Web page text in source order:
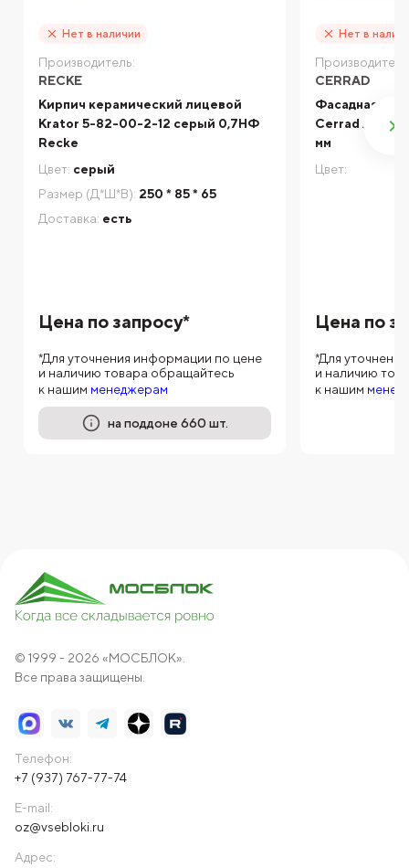
Нет в наличии
Производитель:
RECKE
Кирпич керамический лицевой
Krator 5-82-00-2-12 серый 0,7НФ
Recke
Цвет: серый
Размер (Д*Ш*В): 250 * 85 * 65
Доставка: есть
Цена по запросу*
*Для уточнения информации по цене
и наличию товара обращайтесь
к нашим менеджерам
на поддоне 660 шт.
Нет в
CERRAD
Фасадная
Cerrad
мм
Цвет:
Цена по
*Для
и наличию
к нашим
© 1999 - 2026 «МОСБЛОК».
Все права защищены.
Телефон:
+7 (937) 767-77-74
E-mail:
oz@vsebloki.ru
Адрес: